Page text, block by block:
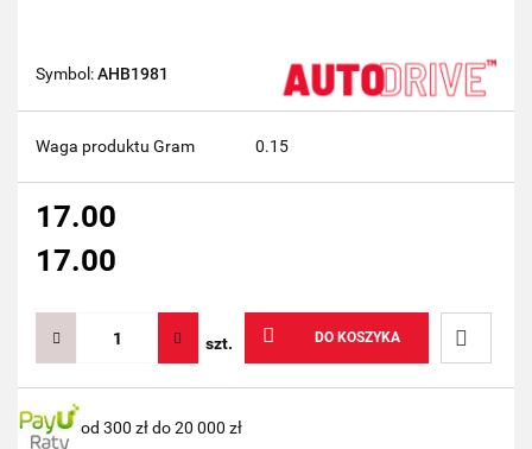
Symbol:AHB1981
Waga produktu Gram 0.15
17.00
17.00
szt. DO KOSZYKA
Do
od 300 zł do 20 000 zł